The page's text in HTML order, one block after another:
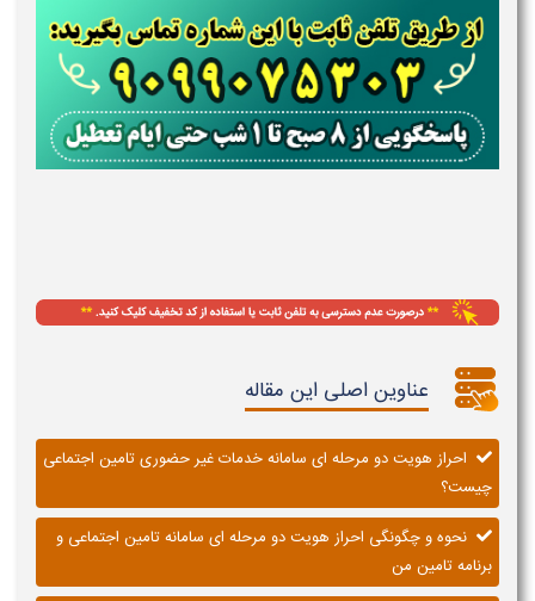
عناوین اصلی این مقاله
احراز هویت دو مرحله ای سامانه خدمات غیر حضوری تامین اجتماعی
چیست؟
نحوه و چگونگی احراز هویت دو مرحله ای سامانه تامین اجتماعی و
برنامه تامین من